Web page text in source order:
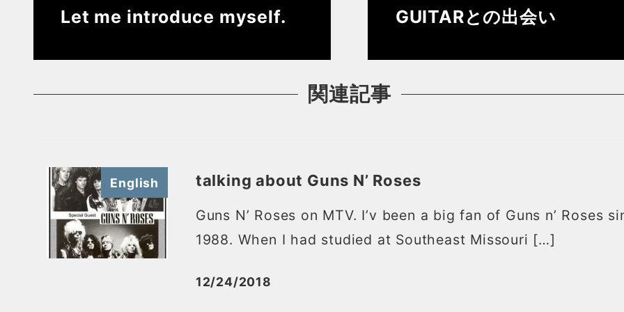
Let me introduce myself. GUITARとの出会い
関連記事
English talking about Guns N’ Roses
Guns N’ Roses on MTV. I’v been a big fan of Guns n’ Roses
1988. When I had studied at Southeast Missouri […]
投稿日
12/24/2018